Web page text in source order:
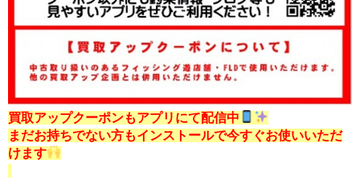
買取アップクーポンもアプリにて配信中
まだお持ちでない方もインストールで今すぐお使いいただ
けます